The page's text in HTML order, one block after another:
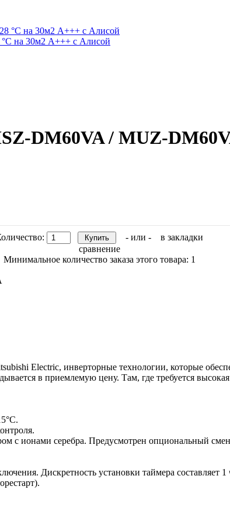
°С на 30м2 А+++ c Алисой
DM60VA / MUZ-
- или -
в закладки
сравнение
Минимальное количество заказа этого товара: 1
Electric, инверторные технологии, которые
в приемлемую цену. Там, где требуется
с ионами серебра. Предусмотрен опциональный
Дискретность установки таймера составляет 1